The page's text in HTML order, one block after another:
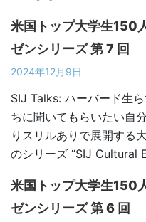
米国トップ大学生150
ゼンシリーズ 第 7 回
2024年12月9日
SIJ Talks: ハーバード生
ちに聞いてもらいたい自
りスリルありで展開する
のシリーズ “SIJ Cultural
米国トップ大学生150
ゼンシリーズ 第 6 回